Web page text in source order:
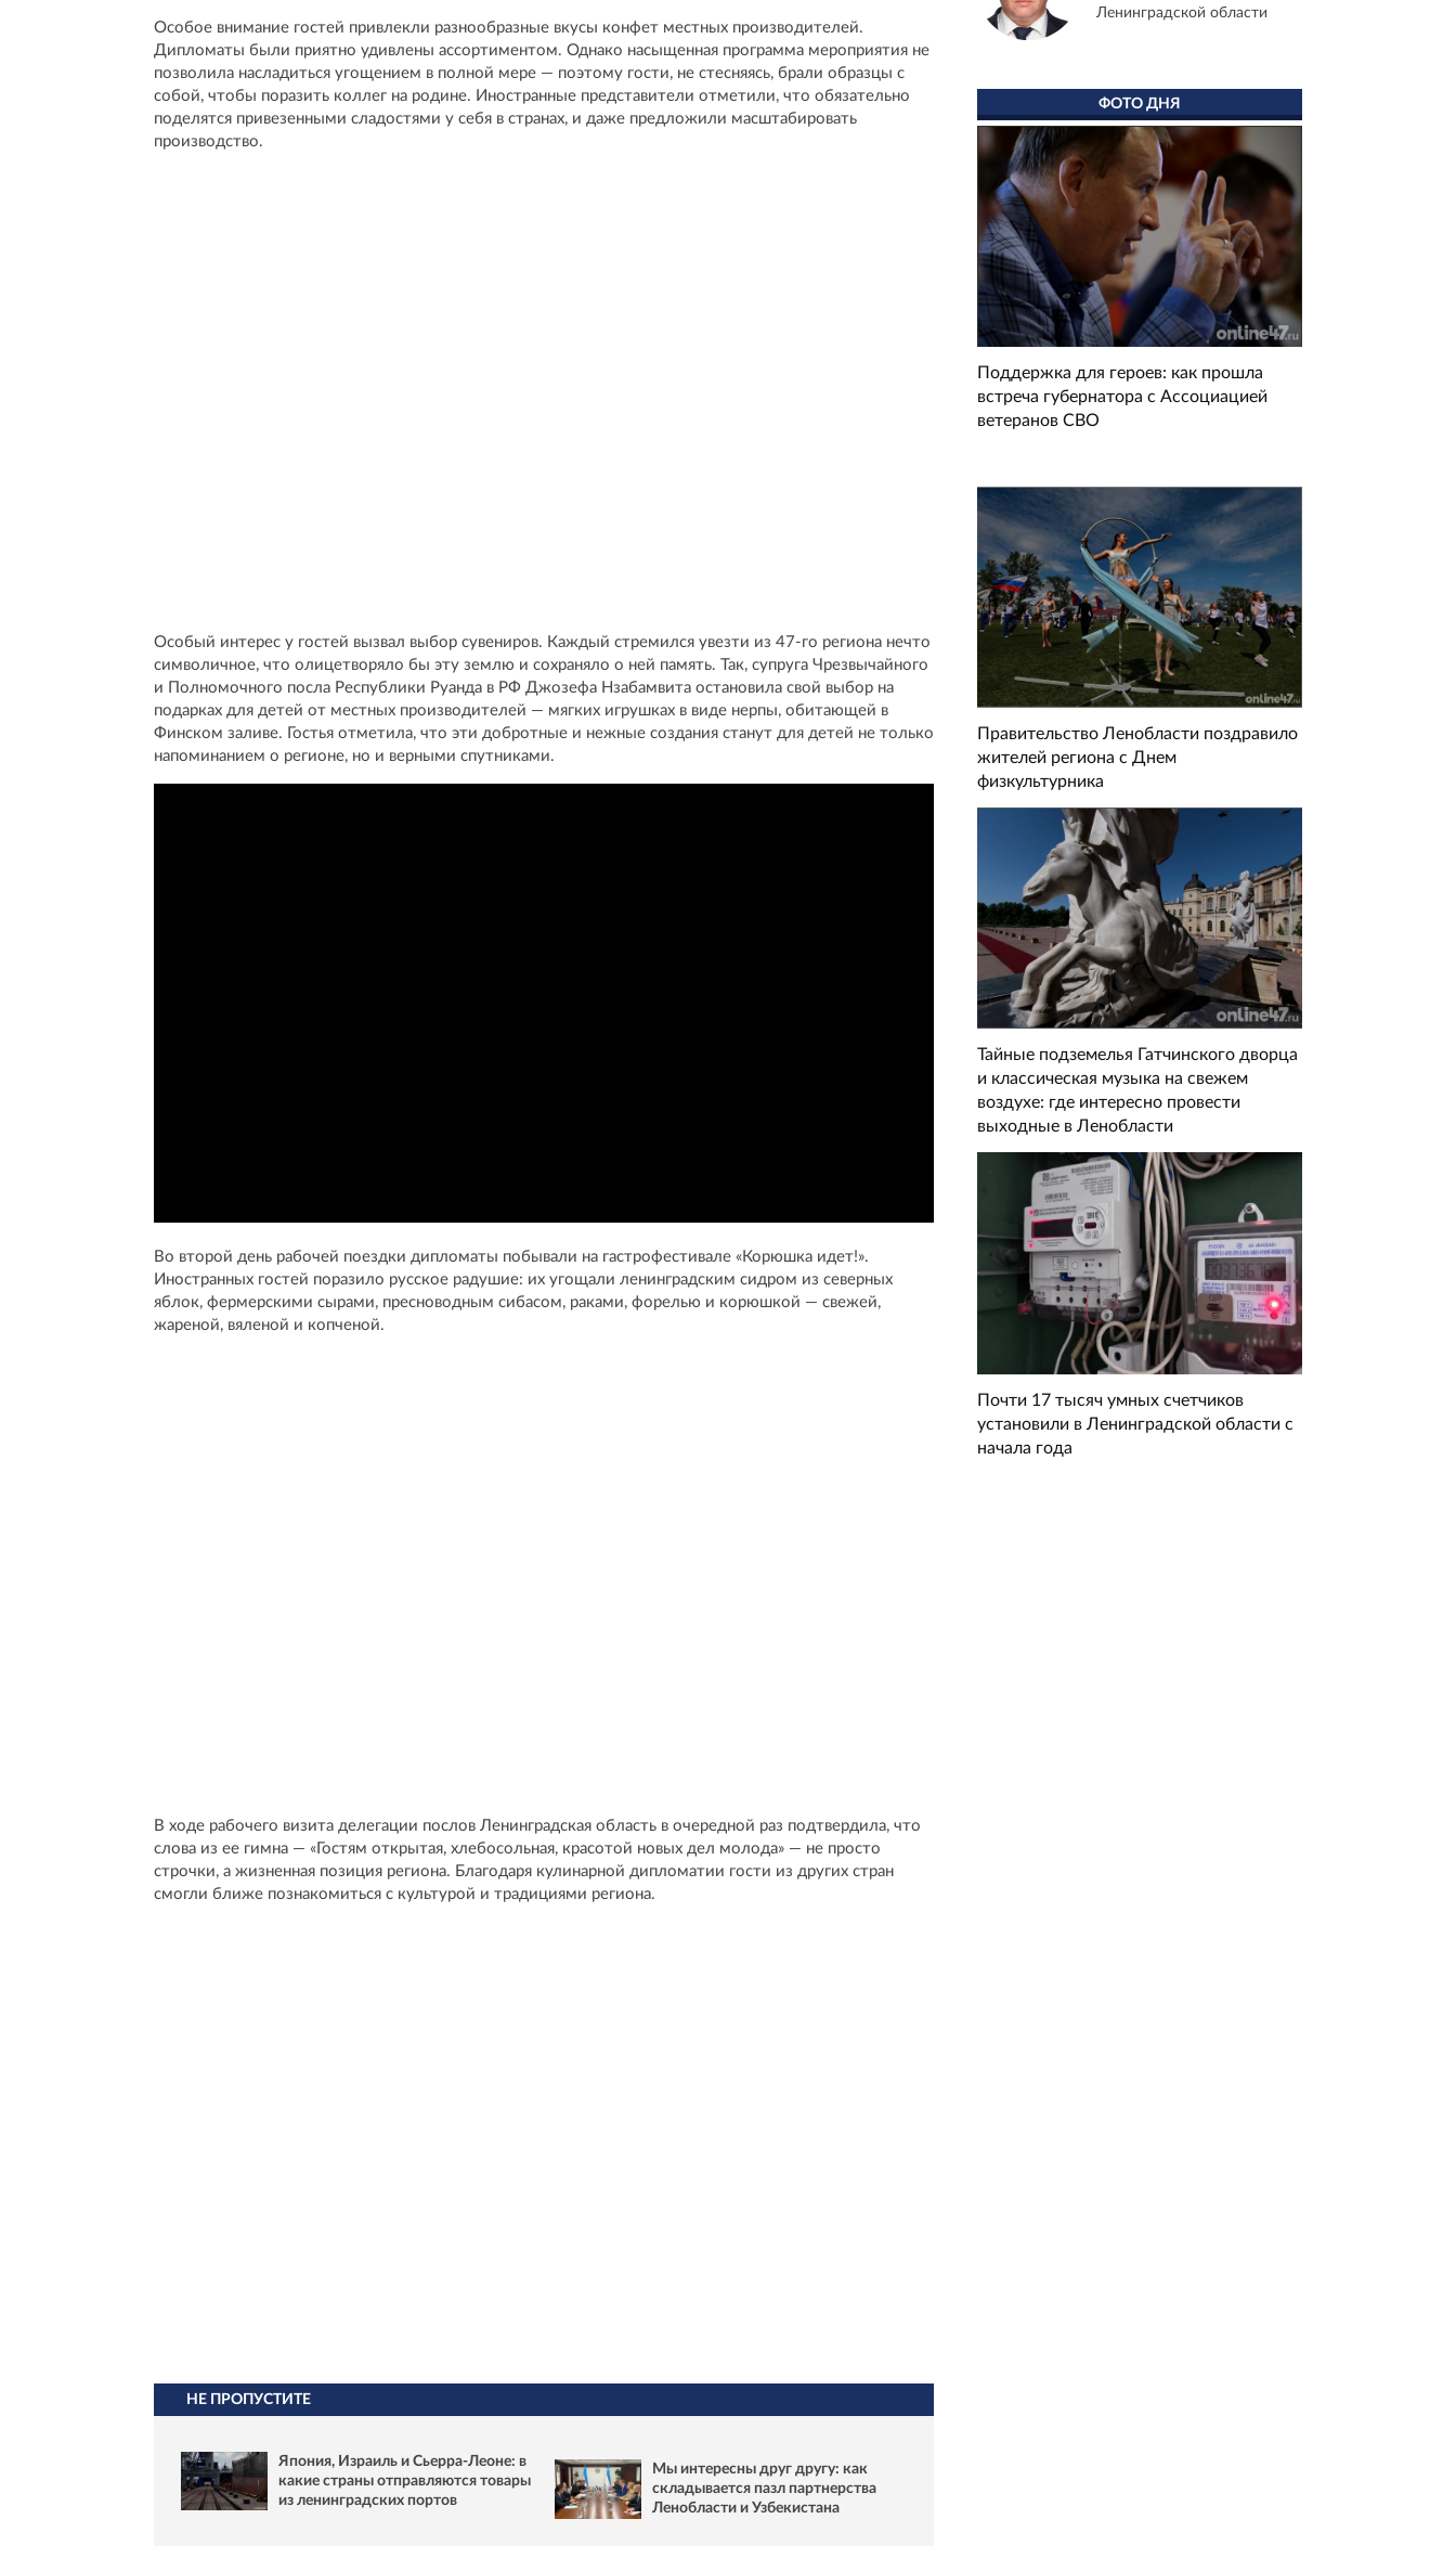
Особое внимание гостей привлекли разнообразные вкусы конфет местных производителей.
Дипломаты были приятно удивлены ассортиментом. Однако насыщенная программа мероприятия не
позволила насладиться угощением в полной мере — поэтому гости, не стесняясь, брали образцы с
собой, чтобы поразить коллег на родине. Иностранные представители отметили, что обязательно
поделятся привезенными сладостями у себя в странах, и даже предложили масштабировать
производство.
Особый интерес у гостей вызвал выбор сувениров. Каждый стремился увезти из 47-го региона нечто
символичное, что олицетворяло бы эту землю и сохраняло о ней память. Так, супруга Чрезвычайного
и Полномочного посла Республики Руанда в РФ Джозефа Нзабамвита остановила свой выбор на
подарках для детей от местных производителей — мягких игрушках в виде нерпы, обитающей в
Финском заливе. Гостья отметила, что эти добротные и нежные создания станут для детей не только
напоминанием о регионе, но и верными спутниками.
Во второй день рабочей поездки дипломаты побывали на гастрофестивале «Корюшка идет!».
Иностранных гостей поразило русское радушие: их угощали ленинградским сидром из северных
яблок, фермерскими сырами, пресноводным сибасом, раками, форелью и корюшкой — свежей,
жареной, вяленой и копченой.
В ходе рабочего визита делегации послов Ленинградская область в очередной раз подтвердила, что
слова из ее гимна — «Гостям открытая, хлебосольная, красотой новых дел молода» — не просто
строчки, а жизненная позиция региона. Благодаря кулинарной дипломатии гости из других стран
смогли ближе познакомиться с культурой и традициями региона.
НЕ ПРОПУСТИТЕ
Япония, Израиль и Сьерра-Леоне: в
какие страны отправляются товары
из ленинградских портов
Мы интересны друг другу: как
складывается пазл партнерства
Ленобласти и Узбекистана
Ленинградской области
ФОТО ДНЯ
Поддержка для героев: как прошла
встреча губернатора с Ассоциацией
ветеранов СВО
Правительство Ленобласти поздравило
жителей региона с Днем
физкультурника
Тайные подземелья Гатчинского дворца
и классическая музыка на свежем
воздухе: где интересно провести
выходные в Ленобласти
Почти 17 тысяч умных счетчиков
установили в Ленинградской области с
начала года